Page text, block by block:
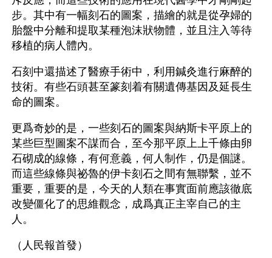
步。其中有一幅刻石的圖案，描繪的就是從孕婦的
胎盤中分離和提取某種泡沫狀物體，並且注入等待
移植的病人體內。
石刻中還描述了醫療手術中，利用鍼灸進行麻醉的
技術。有些石頭甚至篆刻着有關遺傳基因及延長生
命的圖案。
更爲奇妙的是，一些刻石的圖案與納斯卡平原上的
某些巨型圖案不謀而合，至今那平原上上千條由卵
石砌成的線條，有何意義，何人制作，仍是個謎。
而這些線條與祕魯的伊卡刻石之間有無聯繫，並不
重要，重要的是，今天的人類在事實面前應該徹底
改變僵化了的思維觀念，成爲真正主宰自己的主
人。
（人民報首發）